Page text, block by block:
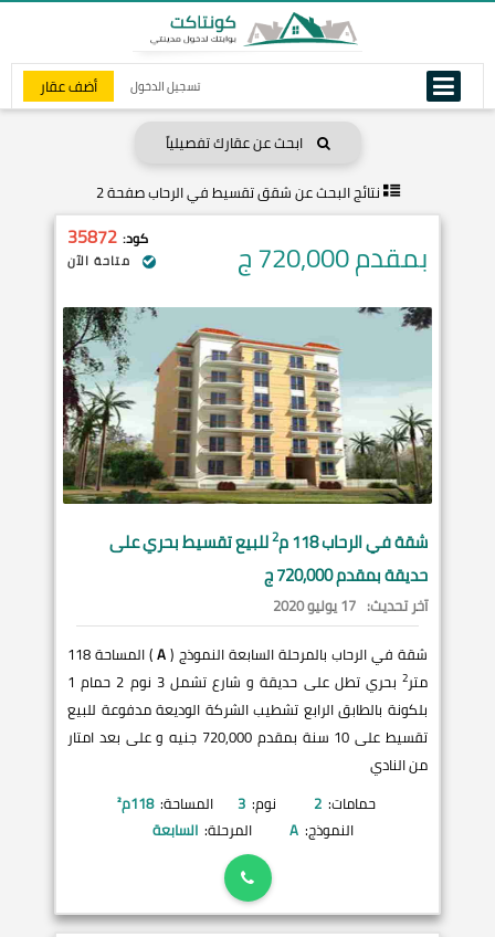
تسجيل الدخول أضف عقار
ابحث عن عقارك تفصيلياً
نتائج البحث عنشقق تقسيط في الرحاب صفحة 2
بمقدم 720,000 ج كود: 35872
متاحة الآن
شقة فيالرحاب118 م 2للبيع تقسيط بحري على
حديقة بمقدم 720,000 ج
آخر تحديث: 17 يوليو 2020
شقة في الرحاب بالمرحلة السابعة النموذج (A
) المساحة 118
متر2
بحري تطل على حديقة و شارع تشمل 3 نوم 2 حمام 1
بلكونة بالطابق الرابع تشطيب الشركة الوديعة مدفوعة للبيع
تقسيط على 10 سنة بمقدم 720,000 جنيه و على بعد امتار
من النادي
حمامات: 2 نوم: 3 المساحة: 118م²
النموذج: A المرحلة: السابعة